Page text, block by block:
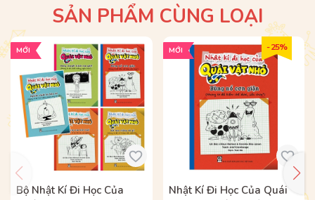
TRỌN BỘ 10 CUỐN:
Đến giờ đi ngủ rồi!
Ngày đầu tiên đi học
Dũng cảm đi khám bệnh
Đến thư viện thích mê!
Tập bơi dễ như chơi
SẢN PHẨM CÙNG LOẠI
MỚI
Bộ Nhật Kí Đi Học Của
- 25%
MỚI
Nhật Kí Đi Học Của Quái